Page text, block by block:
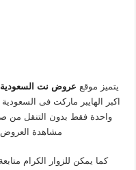
يتميز موقع عروض نت السعودية
اكبر الهايبر ماركت فى
واحدة فقط بدون التنقل من
مشاهدة العروض
كما يمكن للزوار الكرام